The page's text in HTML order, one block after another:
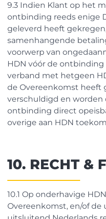
9.3 Indien Klant op het
ontbinding reeds enige
geleverd heeft
samenhangende
voorwerp van
HDN vóór de
verband met hetgeen
de Overeenkomst heeft
verschuldigd en
ontbinding direct
overige aan HDN
10. RECHT &
10.1 Op onderhavige
Overeenkomst, en/of de